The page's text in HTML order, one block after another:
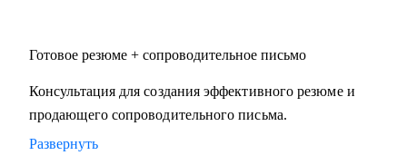
Для своих клиентов я — Карьерный доктор, который
поможет «диагностировать и вылечить» проблемы в
области профессионального развития: выявить сильные
уникальность, найти оптимальное и актуальное решение, а
Готовое резюме + сопроводительное письмо
Консультация для создания эффективного резюме и
продающего сопроводительного письма.
Развернуть